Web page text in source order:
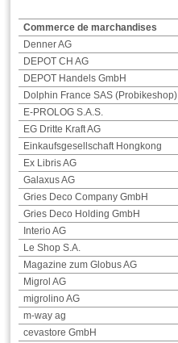
Commerce de marchandises
Denner AG
DEPOT CH AG
DEPOT Handels GmbH
Dolphin France SAS (Probikeshop)
E-PROLOG S.A.S.
EG Dritte Kraft AG
Einkaufsgesellschaft Hongkong
Ex Libris AG
Galaxus AG
Gries Deco Company GmbH
Gries Deco Holding GmbH
Interio AG
Le Shop S.A.
Magazine zum Globus AG
Migrol AG
migrolino AG
m-way ag
cevastore GmbH